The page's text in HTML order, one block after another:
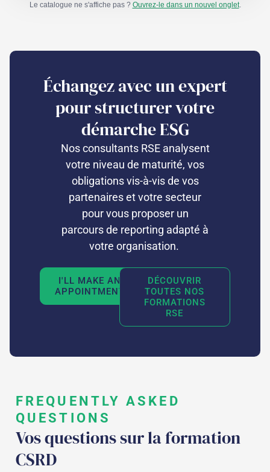
Le catalogue ne s'affiche pas ? Ouvrez-le dans un nouvel onglet.
Échangez avec un expert
pour structurer votre
démarche ESG
Nos consultants RSE analysent
votre niveau de maturité, vos
obligations vis-à-vis de vos
partenaires et votre secteur
pour vous proposer un
parcours de reporting adapté à
votre organisation.
I'LL MAKE AN
APPOINTMENT
DÉCOUVRIR
TOUTES NOS
FORMATIONS
RSE
FREQUENTLY ASKED
QUESTIONS
Vos questions sur la formation
CSRD